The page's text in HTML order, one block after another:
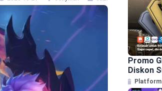
Promo
Diskon
Platform